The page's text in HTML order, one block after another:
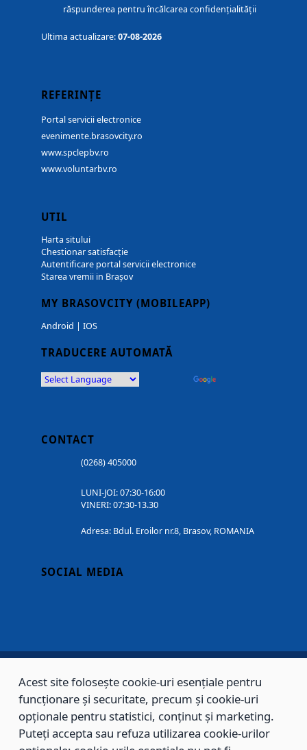
răspunderea pentru încălcarea confidențialității
Ultima actualizare:07-08-2026
REFERINȚE
Portal servicii electronice
evenimente.brasovcity.ro
www.spclepbv.ro
www.voluntarbv.ro
UTIL
Harta sitului
Chestionar satisfacție
Autentificare portal servicii electronice
Starea vremii in Brașov
MY BRASOVCITY (MOBILEAPP)
Android | IOS
TRADUCERE AUTOMATĂ
CONTACT
(0268) 405000
LUNI-JOI: 07:30-16:00
VINERI: 07:30-13.30
Adresa: Bdul. Eroilor nr.8, Brasov, ROMANIA
SOCIAL MEDIA
Copyright © 2002 - 2026 - PRIMĂRIA MUNICIPIULUI BRAȘOV, toate drepturile
rezervate.
Sitemap Contact
Acest site folosește cookie-uri esențiale pentru
funcționare și securitate, precum și cookie-uri
opționale pentru statistici, conținut și marketing.
Puteți accepta sau refuza utilizarea cookie-urilor